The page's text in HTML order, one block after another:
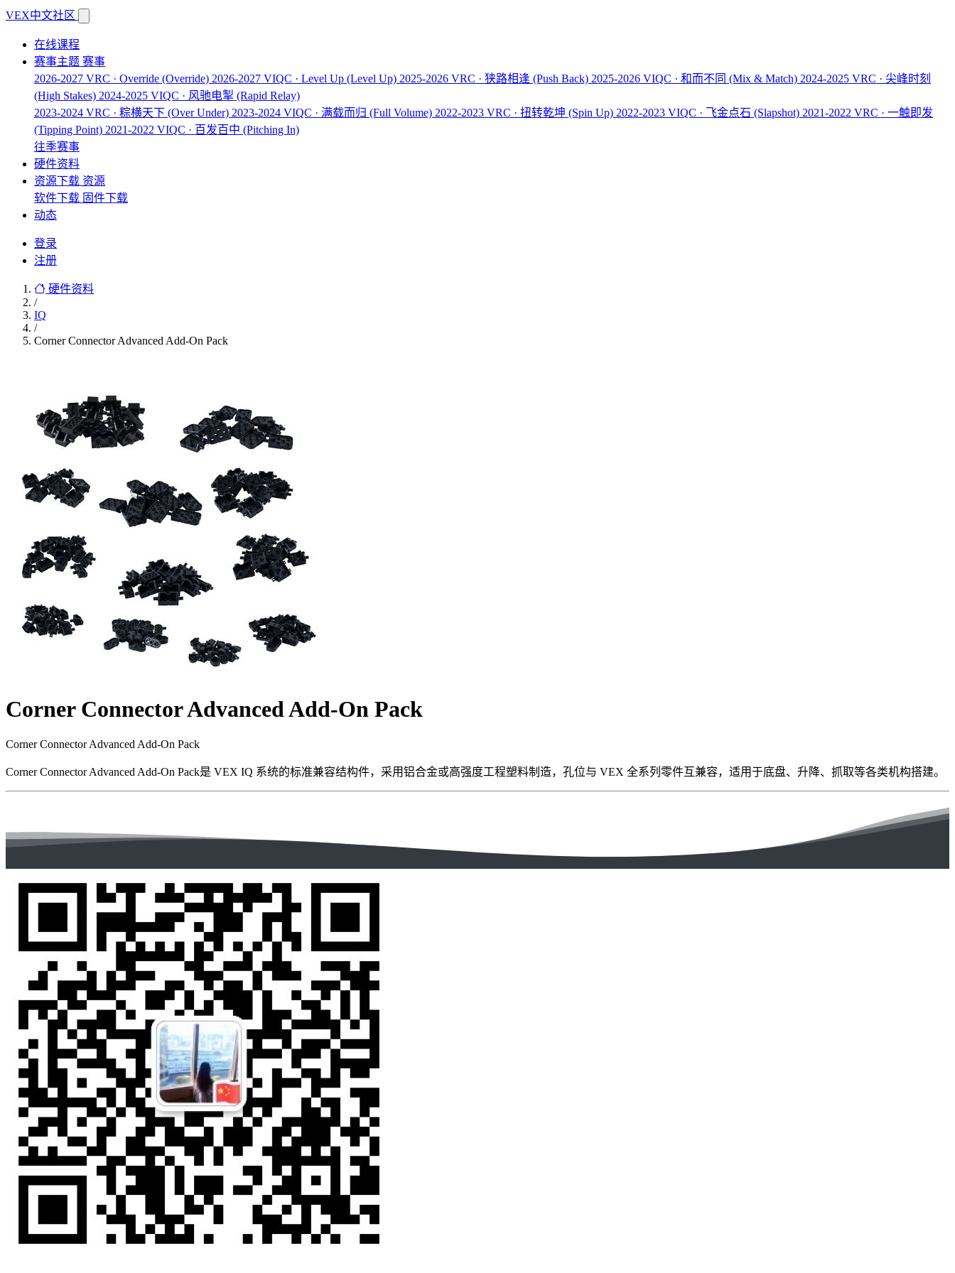
VEX中文社区
在线课程
赛事主题 赛事
2026-2027 VRC · Override (Override) 2026-2027 VIQC · Level Up (Level Up) 2025-2026 VRC · 狭路相逢 (Push Back) 2025-2026 VIQC · 和而不同 (Mix & Match) 2024-2025 VRC · 尖峰时刻
(High Stakes) 2024-2025 VIQC · 风驰电掣 (Rapid Relay)
2023-2024 VRC · 粽横天下 (Over Under) 2023-2024 VIQC · 满载而归 (Full Volume) 2022-2023 VRC · 扭转乾坤 (Spin Up) 2022-2023 VIQC · 飞金点石 (Slapshot) 2021-2022 VRC · 一触即发
(Tipping Point) 2021-2022 VIQC · 百发百中 (Pitching In)
往季赛事
硬件资料
资源下载 资源
软件下载 固件下载
动态
登录
注册
硬件资料
/
IQ
/
Corner Connector Advanced Add-On Pack
Corner Connector Advanced Add-On Pack
Corner Connector Advanced Add-On Pack
Corner Connector Advanced Add-On Pack是 VEX IQ 系统的标准兼容结构件，采用铝合金或高强度工程塑料制造，孔位与 VEX 全系列零件互兼容，适用于底盘、升降、抓取等各类机构搭建。